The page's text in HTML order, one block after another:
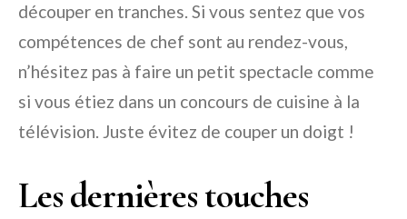
découper en tranches. Si vous sentez que vos
compétences de chef sont au rendez-vous,
n’hésitez pas à faire un petit spectacle comme
si vous étiez dans un concours de cuisine à la
télévision. Juste évitez de couper un doigt !
Les dernières touches